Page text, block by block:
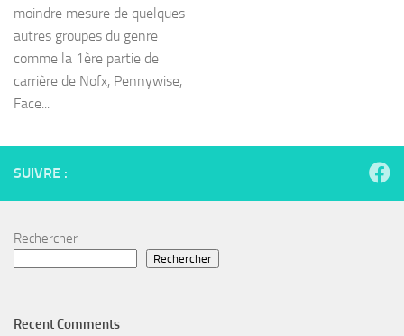
moindre mesure de quelques
autres groupes du genre
comme la 1ère partie de
carrière de Nofx, Pennywise,
Face...
SUIVRE :
Rechercher
Rechercher
Recent Comments